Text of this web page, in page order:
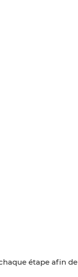
étape afin de